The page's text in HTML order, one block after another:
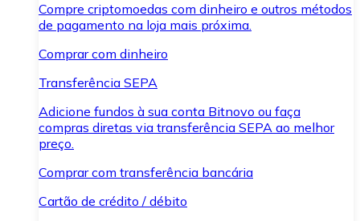
Compre criptomoedas com dinheiro e outros métodos
de pagamento na loja mais próxima.
Comprar com dinheiro
Transferência SEPA
Adicione fundos à sua conta Bitnovo ou faça
compras diretas via transferência SEPA ao melhor
preço.
Comprar com transferência bancária
Cartão de crédito / débito